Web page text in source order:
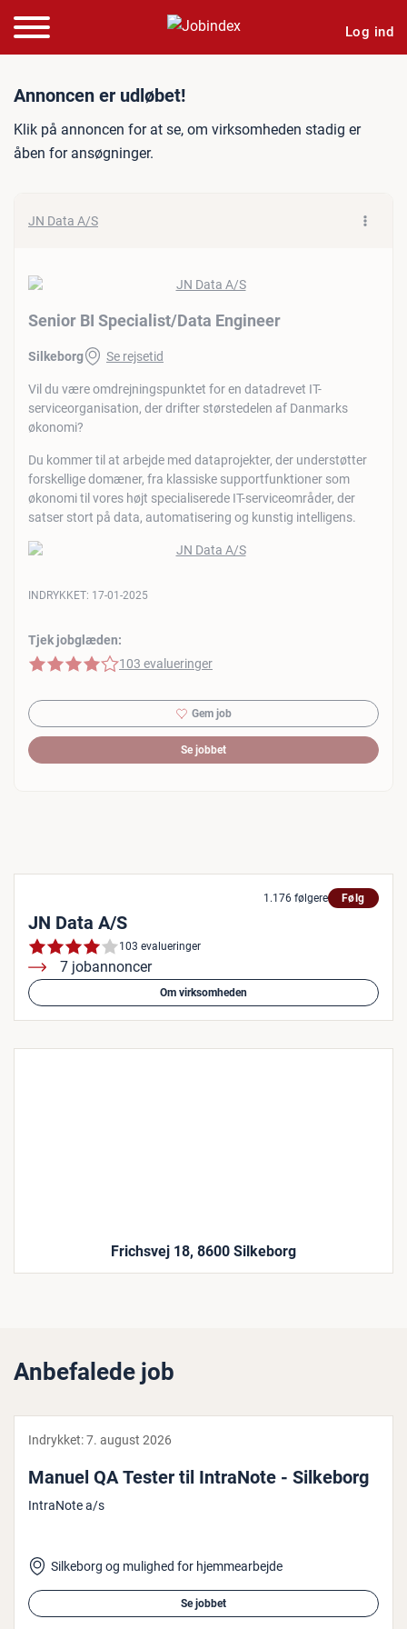
Log ind
Jobannonce: Senior BI
Annoncen er udløbet!
Klik på annoncen for at se, om virksomheden stadig er
åben for ansøgninger.
JN Data A/S
Senior BI Specialist/​Data Engineer
Silkeborg Se rejsetid
Vil du være omdrejningspunktet for en datadrevet IT-
serviceorganisation, der drifter størstedelen af Danmarks
økonomi?
Du kommer til at arbejde med dataprojekter, der understøtter
forskellige domæner, fra klassiske supportfunktioner som
økonomi til vores højt specialiserede IT-serviceområder, der
satser stort på data, automatisering og kunstig intelligens.
Tjek jobglæden:
4 af 5 stjerner
103 evalueringer
INDRYKKET: 17-01-2025
Gem job
Se jobbet
1.176 følgere Følg
JN Data A/S
103 evalueringer
7 jobannoncer
Om virksomheden
Frichsvej 18, 8600 Silkeborg
Anbefalede job
Indrykket:7. august 2026
Manuel QA Tester til IntraNote - Silkeborg
IntraNote a/s
Silkeborg og mulighed for hjemmearbejde
Se jobbet